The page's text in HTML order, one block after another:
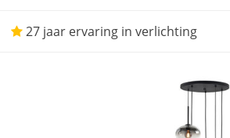
27 jaar ervaring in verlichting